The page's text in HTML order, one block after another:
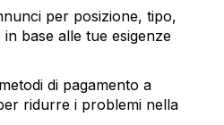
per posizione, tipo,
base alle tue esigenze
di pagamento a
ridurre i problemi nella